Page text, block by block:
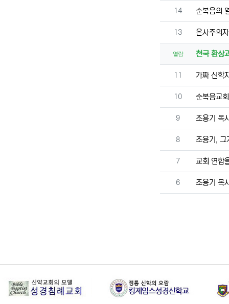
번호
14 순복음의
번호
13 은사주의
열람 천국 환상
번호
11 가짜 신학
번호
10 순복음교
번호
9 조용기 목
번호
8 조용기, 그
번호
7 교회 연합
번호
6 조용기 목